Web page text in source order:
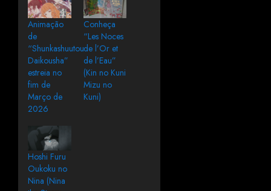
Animação
de
“Shunkashuutou
Daikousha”
estreia no
fim de
Março de
2026
Conheça
“Les Noces
de l’Or et
de l’Eau”
(Kin no Kuni
Mizu no
Kuni)
Hoshi Furu
Oukoku no
Nina (Nina